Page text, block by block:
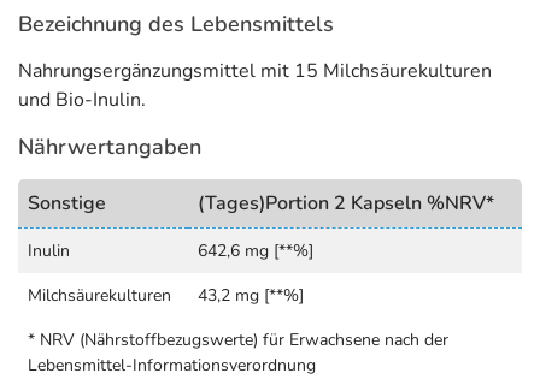
täglich 2 Kapseln vor oder zu einer Mahlzeit ein. 2
koloniebildenden Einheiten (KbE).
Sollten Sie zeitgleich Antibiotika einnehmen, halten Sie 2
Stunden Abstand zu dieser Einnahme.
Hinweise
Öko-Kontrollstelle: DE-ÖKO-013
Adresse des Lebensmittel-Unternehmens
MCM KLOSTERFRAU Vertr. GmbH
Bezeichnung des Lebensmittels
Nahrungsergänzungsmittel mit 15 Milchsäurekulturen
und Bio-Inulin.
Nährwertangaben
Sonstige (Tages)Portion 2 Kapseln %NRV*
Inulin
642,6 mg [**%]
Milchsäurekulturen
43,2 mg [**%]
* NRV (Nährstoffbezugswerte) für Erwachsene nach der
Lebensmittel-Informationsverordnung